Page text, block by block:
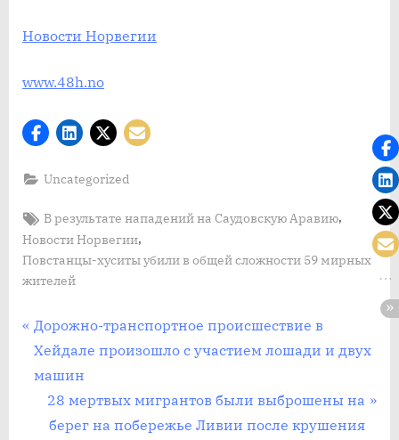
Новости Норвегии
www.48h.no
Uncategorized
Tags:
В результате нападений на Саудовскую Аравию,
Новости Норвегии,
Повстанцы-хуситы убили в общей сложности 59 мирных
жителей
Post
navigation
П
р
е
Дорожно-транспортное происшествие в
Хейдале произошло с участием лошади и двух
машин
С
л
28 мертвых мигрантов были выброшены на
берег на побережье Ливии после крушения